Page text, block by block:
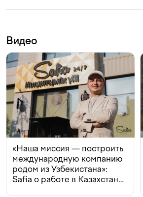
Видео
«Наша миссия — построить
международную компанию
родом из Узбекистана»:
Safia о работе в Казахстане,